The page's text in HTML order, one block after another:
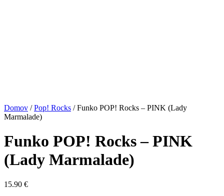
Domov / Pop! Rocks /Funko POP! Rocks – PINK (Lady
Marmalade)
Funko POP! Rocks – PINK
(Lady Marmalade)
15.90 €